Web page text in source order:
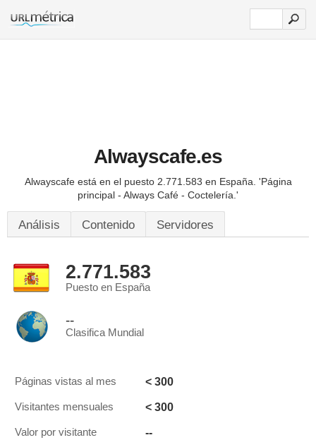
Alwayscafe.es
Alwayscafe está en el puesto 2.771.583 en España. 'Página
principal - Always Café - Coctelería.'
Análisis Contenido Servidores
2.771.583
Puesto en España
--
Clasifica Mundial
Páginas vistas al mes < 300
Visitantes mensuales < 300
Valor por visitante --